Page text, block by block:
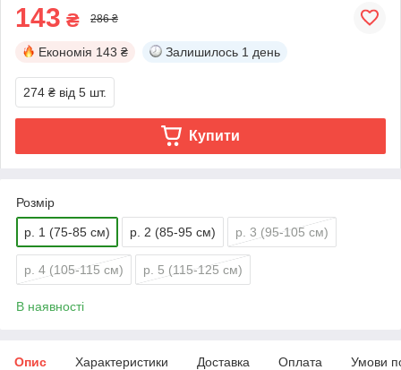
143 ₴ 286 ₴
Економія 143 ₴ Залишилось 1 день
274 ₴ від 5 шт.
Купити
Розмір
р. 1 (75-85 см) р. 2 (85-95 см) р. 3 (95-105 см)
р. 4 (105-115 см) р. 5 (115-125 см)
В наявності
Опис Характеристики Доставка Оплата Умови